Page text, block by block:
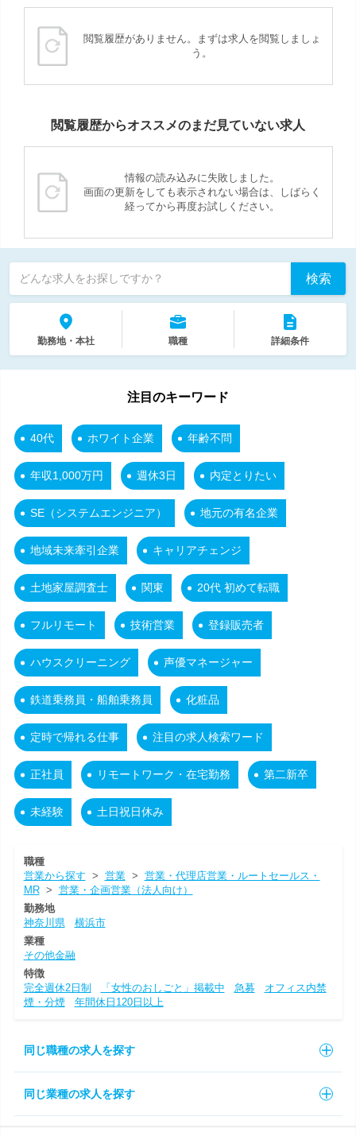
閲覧履歴がありません。まずは求人を閲覧しましょ
う。
閲覧履歴からオススメのまだ見ていない求人
情報の読み込みに失敗しました。
画面の更新をしても表示されない場合は、しばらく
経ってから再度お試しください。
どんな求人をお探しですか？ 検索
勤務地・本社 職種 詳細条件
注目のキーワード
40代 ホワイト企業 年齢不問
年収1,000万円 週休3日 内定とりたい
SE（システムエンジニア） 地元の有名企業
地域未来牽引企業 キャリアチェンジ
土地家屋調査士 関東 20代 初めて転職
フルリモート 技術営業 登録販売者
ハウスクリーニング 声優マネージャー
鉄道乗務員・船舶乗務員 化粧品
定時で帰れる仕事 注目の求人検索ワード
正社員 リモートワーク・在宅勤務 第二新卒
未経験 土日祝日休み
職種
営業から探す > 営業> 営業・代理店営業・ルートセールス・
MR> 営業・企画営業（法人向け）
勤務地
神奈川県
横浜市
業種
その他金融
特徴
完全週休2日制
「女性のおしごと」掲載中 急募
オフィス内禁
煙・分煙
年間休日120日以上
同じ職種の求人を探す
同じ業種の求人を探す